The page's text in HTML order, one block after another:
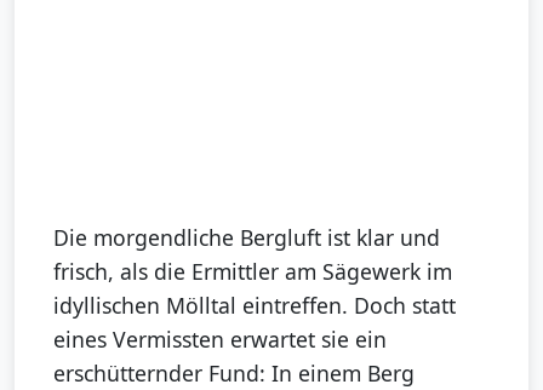
Die morgendliche Bergluft ist klar und
frisch, als die Ermittler am Sägewerk im
idyllischen Mölltal eintreffen. Doch statt
eines Vermissten erwartet sie ein
erschütternder Fund: In einem Berg